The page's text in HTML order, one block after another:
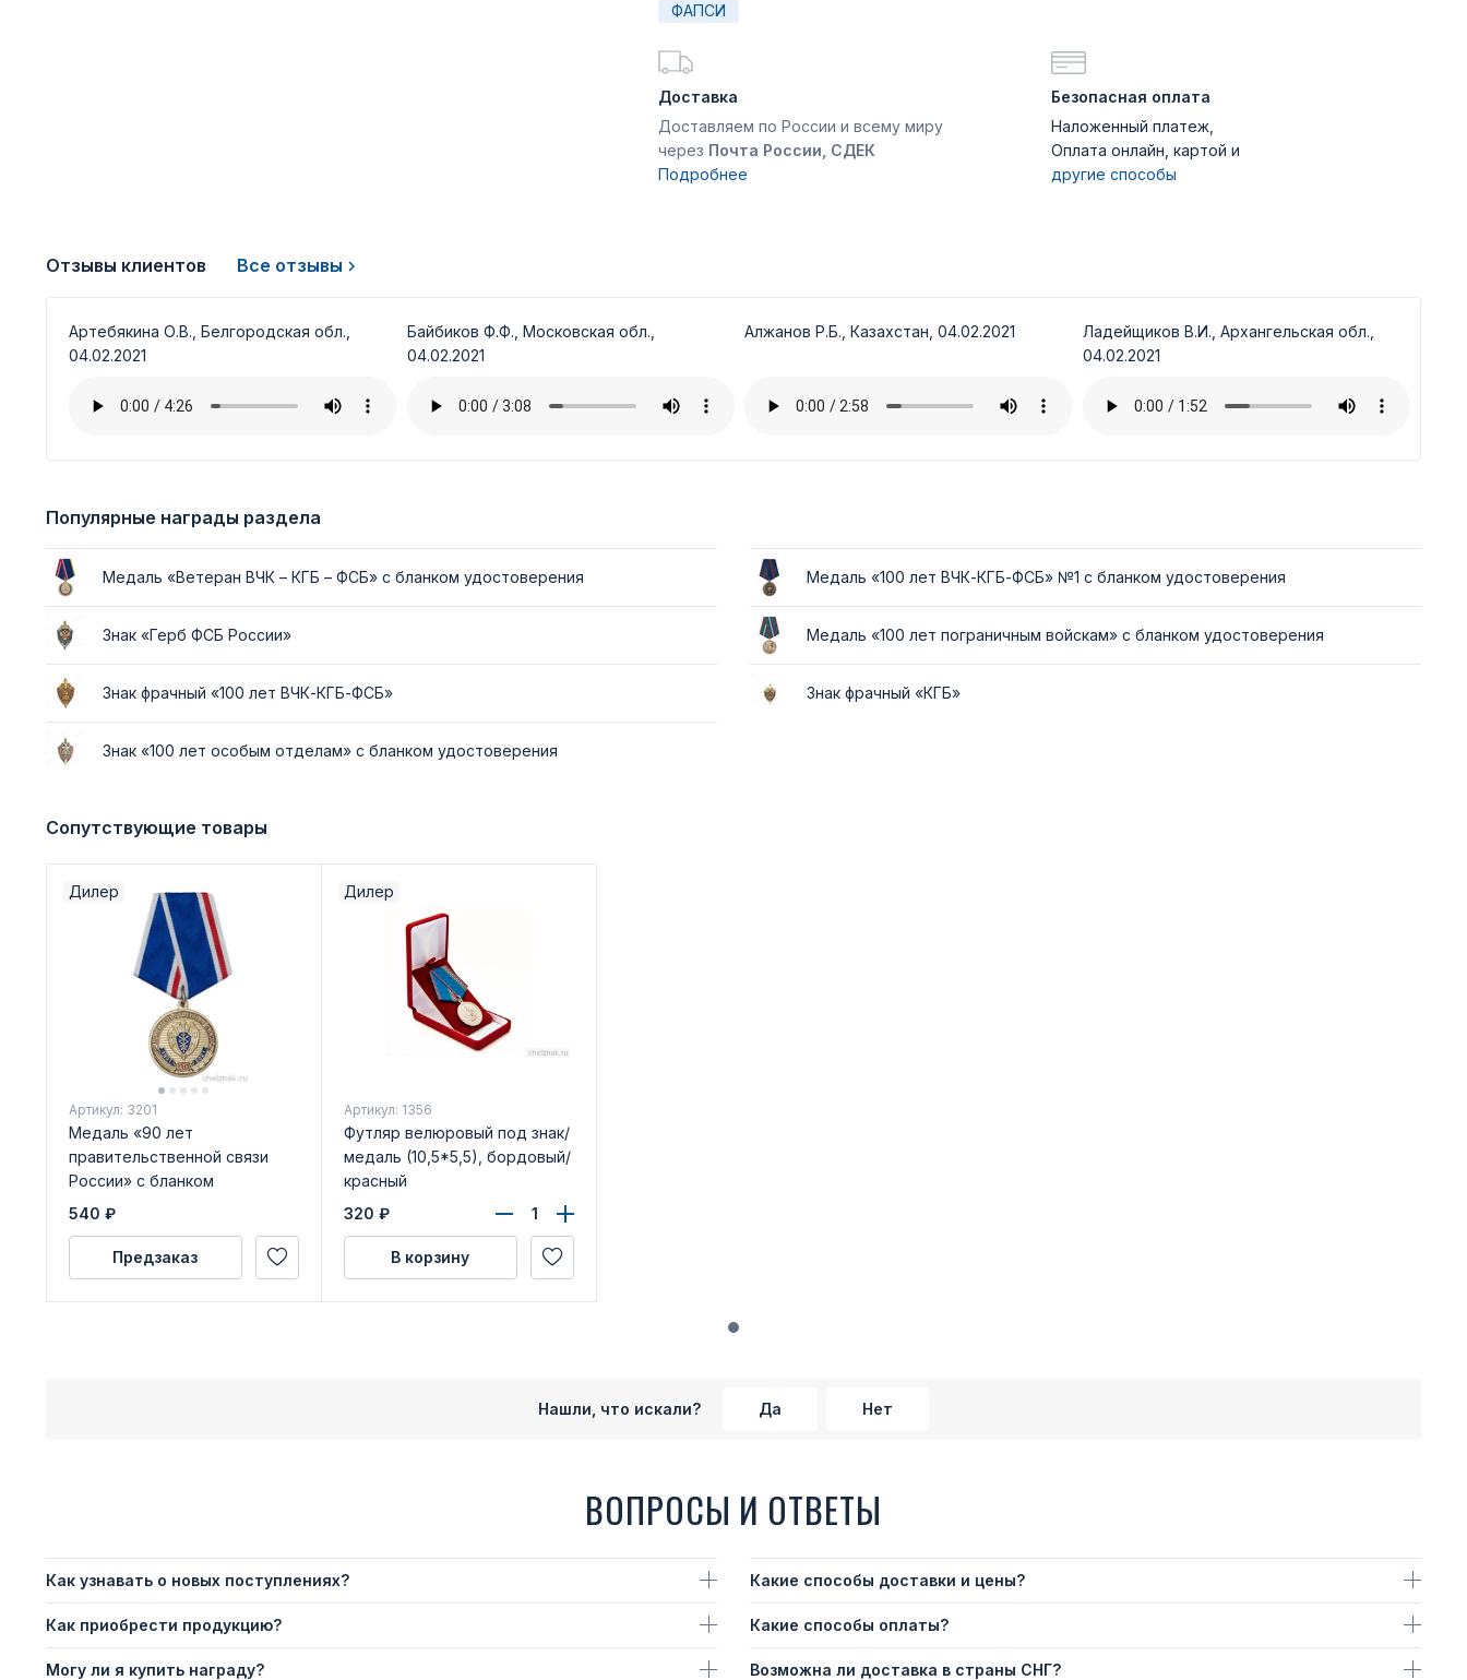
ФАПСИ
Доставка
Доставляем по России и всему миру
через Почта России, СДЕК
Подробнее
Безопасная оплата
Наложенный платеж,
Оплата онлайн, картой и
другие способы
Отзывы клиентов Все отзывы
Артебякина О.В., Белгородская обл.,
04.02.2021
Байбиков Ф.Ф., Московская обл.,
04.02.2021
Алжанов Р.Б., Казахстан, 04.02.2021
Ладейщиков В.И., Архангельская обл.,
04.02.2021
Популярные награды раздела
Медаль «Ветеран ВЧК – КГБ – ФСБ» с бланком удостоверения Медаль «100 лет ВЧК-КГБ-ФСБ» №1 с бланком удостоверения
Знак «Герб ФСБ России» Медаль «100 лет пограничным войскам» с бланком удостоверения
Знак фрачный «100 лет ВЧК-КГБ-ФСБ» Знак фрачный «КГБ»
Знак «100 лет особым отделам» с бланком удостоверения
Сопутствующие товары
Дилер
Артикул: 3201
Медаль «90 лет
правительственной связи
России» с бланком
удостоверения
540 ₽
Предзаказ
Дилер
Артикул: 1356
Футляр велюровый под знак/
медаль (10,5*5,5), бордовый/
красный
320 ₽
В корзину
Нашли, что искали? Да Нет
ВОПРОСЫ И ОТВЕТЫ
Как узнавать о новых поступлениях?
Как приобрести продукцию?
Могу ли я купить награду?
Какие способы доставки и цены?
Какие способы оплаты?
Возможна ли доставка в страны СНГ?